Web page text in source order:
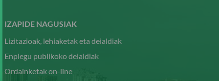
contenido
IZAPIDE NAGUSIAK
Lizitazioak, lehiaketak eta deialdiak
Enplegu publikoko deialdiak
Ordainketak on-line